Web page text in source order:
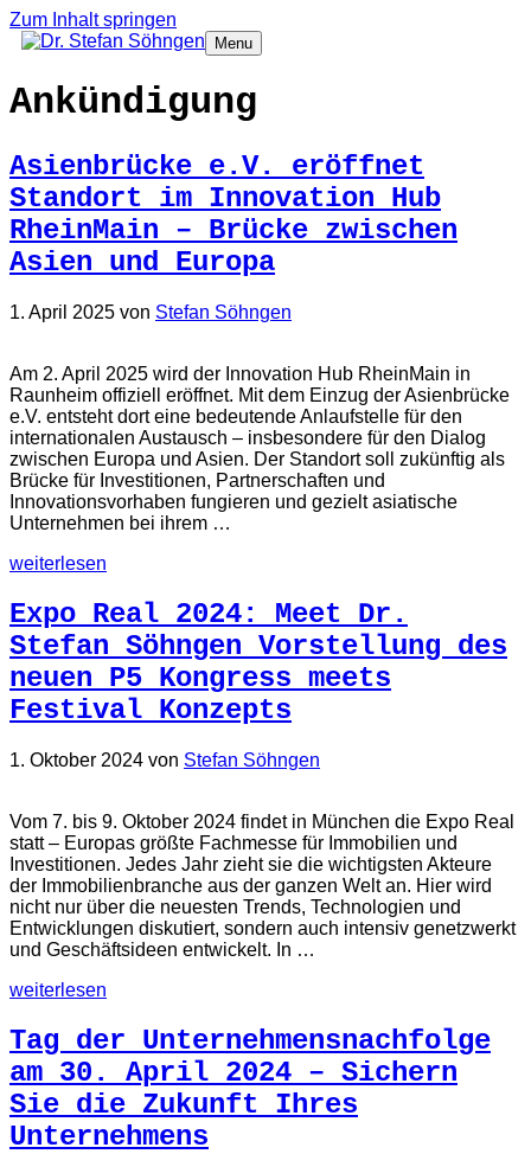
Zum Inhalt springen
Menu
Ankündigung
Asienbrücke e.V. eröffnet
Standort im Innovation Hub
RheinMain – Brücke zwischen
Asien und Europa
1. April 2025 von Stefan Söhngen
Am 2. April 2025 wird der Innovation Hub RheinMain in
Raunheim offiziell eröffnet. Mit dem Einzug der Asienbrücke
e.V. entsteht dort eine bedeutende Anlaufstelle für den
internationalen Austausch – insbesondere für den Dialog
zwischen Europa und Asien. Der Standort soll zukünftig als
Brücke für Investitionen, Partnerschaften und
Innovationsvorhaben fungieren und gezielt asiatische
Unternehmen bei ihrem …
weiterlesen
Expo Real 2024: Meet Dr.
Stefan Söhngen Vorstellung des
neuen P5 Kongress meets
Festival Konzepts
1. Oktober 2024 von Stefan Söhngen
Vom 7. bis 9. Oktober 2024 findet in München die Expo Real
statt – Europas größte Fachmesse für Immobilien und
Investitionen. Jedes Jahr zieht sie die wichtigsten Akteure
der Immobilienbranche aus der ganzen Welt an. Hier wird
nicht nur über die neuesten Trends, Technologien und
Entwicklungen diskutiert, sondern auch intensiv genetzwerkt
und Geschäftsideen entwickelt. In …
weiterlesen
Tag der Unternehmensnachfolge
am 30. April 2024 – Sichern
Sie die Zukunft Ihres
Unternehmens